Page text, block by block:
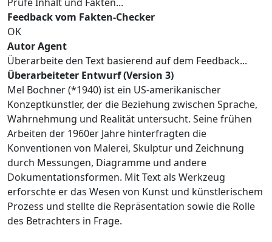
Feedback vom Fakten-Checker
OK
Autor Agent
Überarbeite den Text basierend auf dem Feedback...
Überarbeiteter Entwurf (Version 3)
Mel Bochner (*1940) ist ein US-amerikanischer
Konzeptkünstler, der die Beziehung zwischen Sprache,
Wahrnehmung und Realität untersucht. Seine frühen
Arbeiten der 1960er Jahre hinterfragten die
Konventionen von Malerei, Skulptur und Zeichnung
durch Messungen, Diagramme und andere
Dokumentationsformen. Mit Text als Werkzeug
erforschte er das Wesen von Kunst und künstlerischem
Prozess und stellte die Repräsentation sowie die Rolle
des Betrachters in Frage.